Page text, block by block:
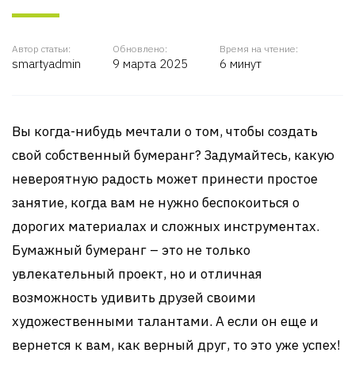
Автор статьи:
smartyadmin
Обновлено:
9 марта 2025
Время на чтение:
6 минут
Вы когда-нибудь мечтали о том, чтобы создать
свой собственный бумеранг? Задумайтесь, какую
невероятную радость может принести простое
занятие, когда вам не нужно беспокоиться о
дорогих материалах и сложных инструментах.
Бумажный бумеранг – это не только
увлекательный проект, но и отличная
возможность удивить друзей своими
художественными талантами. А если он еще и
вернется к вам, как верный друг, то это уже успех!